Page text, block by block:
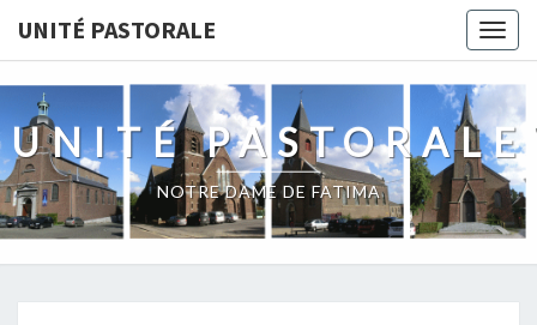
UNITÉ PASTORALE
UNITÉ PASTORALE
NOTRE DAME DE FATIMA